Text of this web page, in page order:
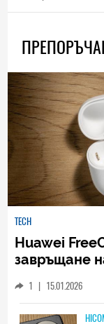
TECH
Huawei
завръщане
1 | 15.01.2026